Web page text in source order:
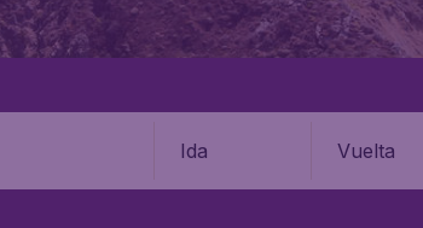
Ida Vuelta